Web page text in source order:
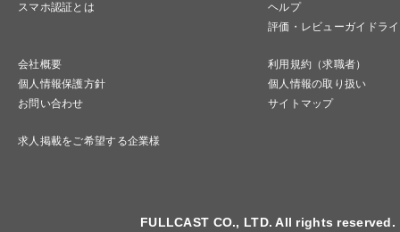
スマホ認証とは
ヘルプ
評価・レビューガイドラ
会社概要
利用規約（求職者）
個人情報保護方針
個人情報の取り扱い
お問い合わせ
サイトマップ
求人掲載をご希望する企業様
FULLCAST CO., LTD. All rights reserved.